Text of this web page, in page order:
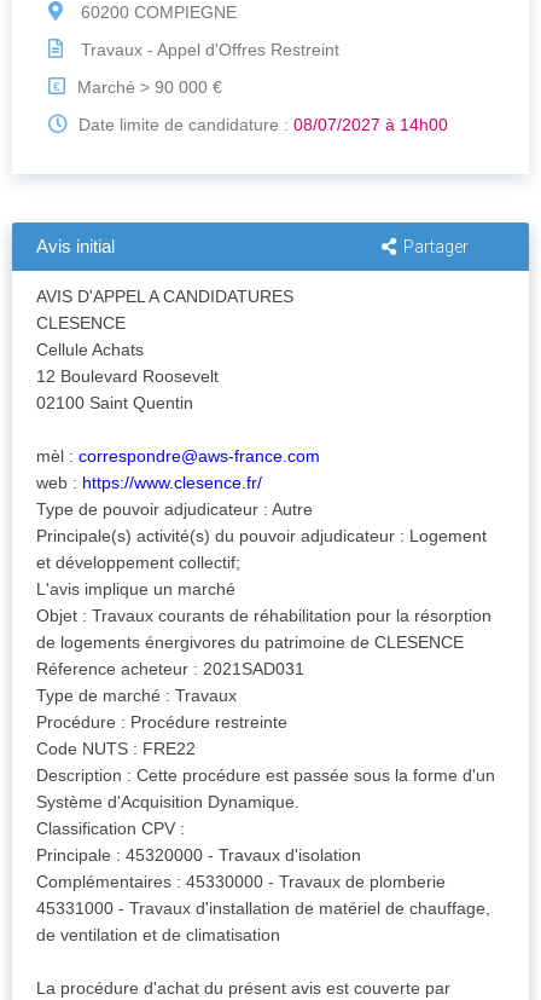
60200 COMPIEGNE
Travaux - Appel d'Offres Restreint
€
Marché > 90 000 €
Date limite de candidature : 08/07/2027 à 14h00
Avis initial Partager
AVIS D'APPEL A CANDIDATURES
CLESENCE
Cellule Achats
12 Boulevard Roosevelt
02100 Saint Quentin
mèl : correspondre@aws-france.com
web : https://www.clesence.fr/
Type de pouvoir adjudicateur : Autre
Principale(s) activité(s) du pouvoir adjudicateur : Logement
et développement collectif;
L'avis implique un marché
Objet : Travaux courants de réhabilitation pour la résorption
de logements énergivores du patrimoine de CLESENCE
Réference acheteur : 2021SAD031
Type de marché : Travaux
Procédure : Procédure restreinte
Code NUTS : FRE22
Description : Cette procédure est passée sous la forme d'un
Système d'Acquisition Dynamique.
Classification CPV :
Principale : 45320000 - Travaux d'isolation
Complémentaires : 45330000 - Travaux de plomberie
45331000 - Travaux d'installation de matériel de chauffage,
de ventilation et de climatisation
La procédure d'achat du présent avis est couverte par